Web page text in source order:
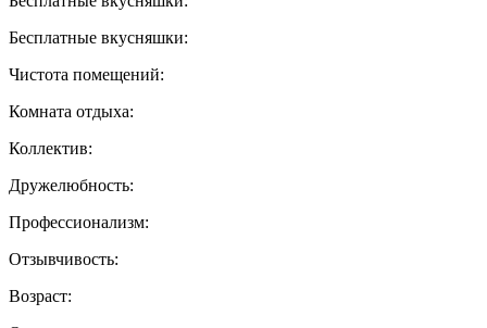
Бесплатные вкусняшки:
Чистота помещений:
Комната отдыха:
Коллектив:
Дружелюбность:
Профессионализм:
Отзывчивость:
Возраст: